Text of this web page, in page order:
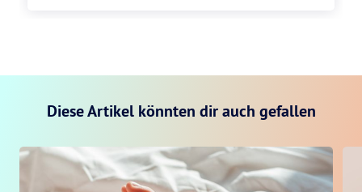
Diese Artikel könnten dir auch gefallen